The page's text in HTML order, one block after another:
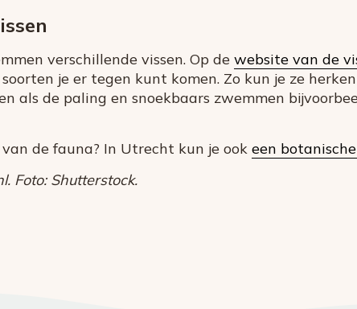
verschillende vissen. Op de website van de
je er tegen kunt komen. Zo kun je ze
als de paling en snoekbaars zwemmen
de fauna? In Utrecht kun je ook een
Foto: Shutterstock.